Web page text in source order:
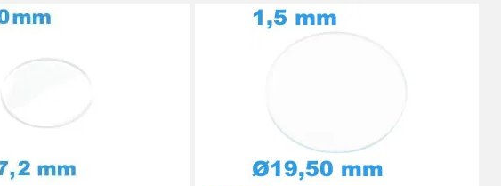
Ajouter au panier